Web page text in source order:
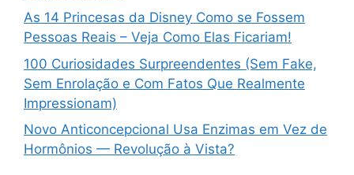
As 14 Princesas da Disney Como se Fossem
Pessoas Reais – Veja Como Elas Ficariam!
100 Curiosidades Surpreendentes (Sem Fake,
Sem Enrolação e Com Fatos Que Realmente
Impressionam)
Novo Anticoncepcional Usa Enzimas em Vez de
Hormônios — Revolução à Vista?